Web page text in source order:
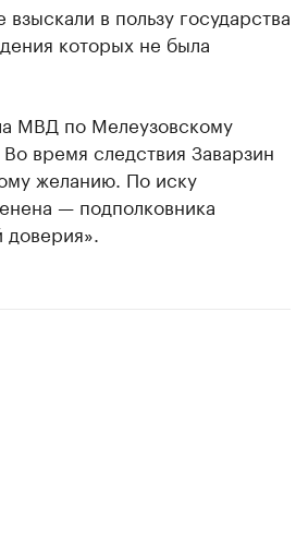
в пользу государства
которых не была
МВД по Мелеузовскому
время следствия Заварзин
желанию. По иску
— подполковника